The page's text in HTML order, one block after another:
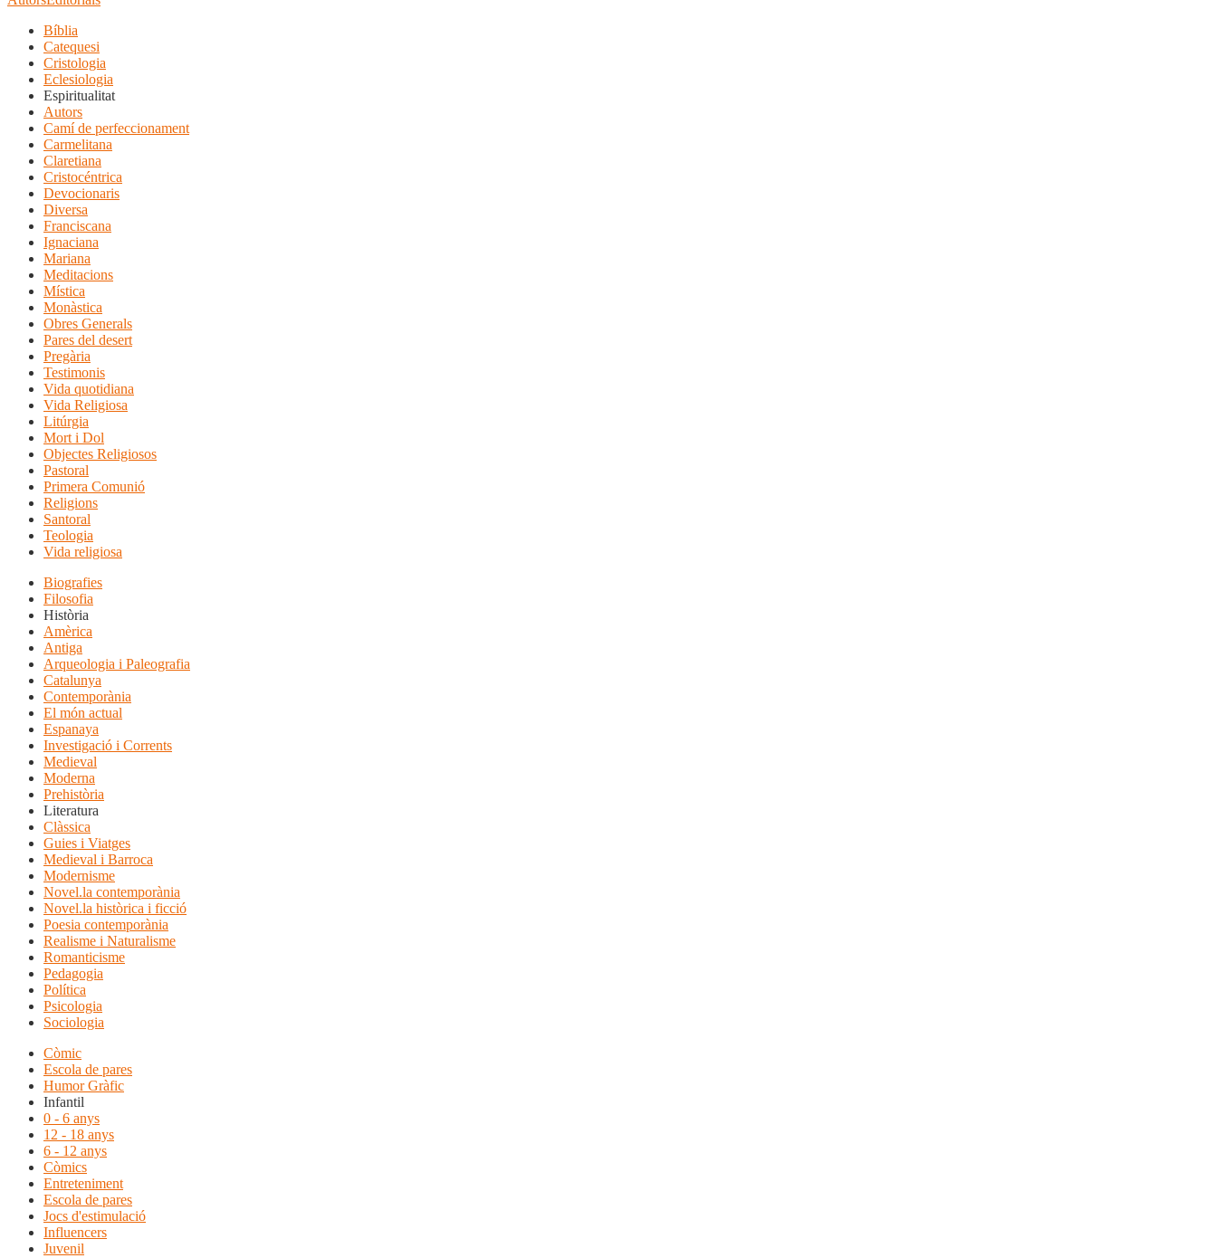
Bíblia
Catequesi
Cristologia
Eclesiologia
Espiritualitat
Autors
Camí de perfeccionament
Carmelitana
Claretiana
Cristocéntrica
Devocionaris
Diversa
Franciscana
Ignaciana
Mariana
Meditacions
Mística
Monàstica
Obres Generals
Pares del desert
Pregària
Testimonis
Vida quotidiana
Vida Religiosa
Litúrgia
Mort i Dol
Objectes Religiosos
Pastoral
Primera Comunió
Religions
Santoral
Teologia
Vida religiosa
Biografies
Filosofia
Història
Amèrica
Antiga
Arqueologia i Paleografia
Catalunya
Contemporània
El món actual
Espanaya
Investigació i Corrents
Medieval
Moderna
Prehistòria
Literatura
Clàssica
Guies i Viatges
Medieval i Barroca
Modernisme
Novel.la contemporània
Novel.la històrica i ficció
Poesia contemporània
Realisme i Naturalisme
Romanticisme
Pedagogia
Política
Psicologia
Sociologia
Còmic
Escola de pares
Humor Gràfic
Infantil
0 - 6 anys
12 - 18 anys
6 - 12 anys
Còmics
Entreteniment
Escola de pares
Jocs d'estimulació
Influencers
Juvenil